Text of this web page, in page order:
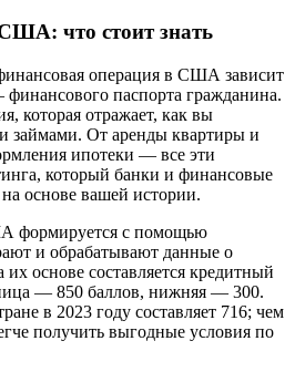
что стоит знать
операция в США зависит
паспорта гражданина.
которая отражает, как вы
займами. От аренды квартиры и
ипотеки — все эти
который банки и финансовые
основе вашей истории.
формируется с помощью
и обрабатывают данные о
основе составляется кредитный
— 850 баллов, нижняя — 300.
в 2023 году составляет 716; чем
получить выгодные условия по